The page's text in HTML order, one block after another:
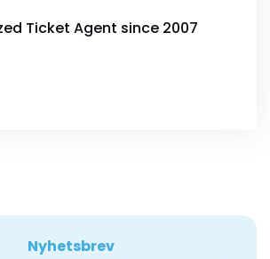
Ticket Agent since 2007
Nyhetsbrev